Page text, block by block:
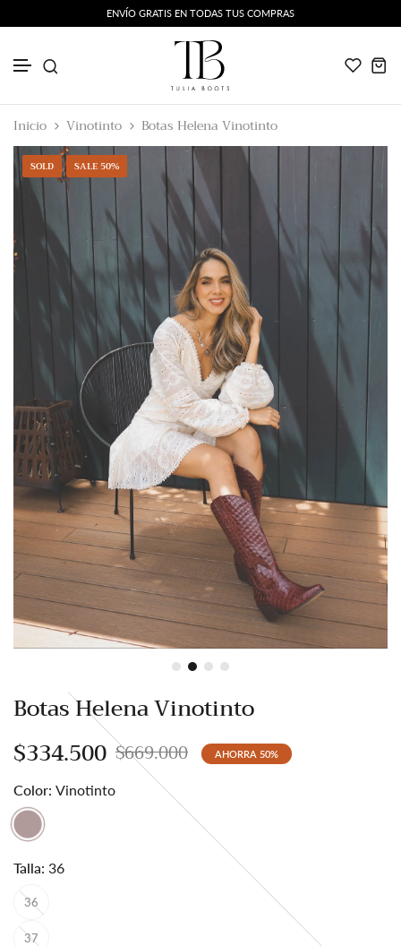
ENVÍO GRATIS EN TODAS TUS COMPRAS
Tipo de Caña
Color
Nuestros Favoritos
Botas Sienna Café
Inicio Vinotinto Botas Helena Vinotinto
SOLD SALE50%
Botas Helena Vinotinto
$334.500 $669.000 AHORRA 50%
Color: Vinotinto
Talla: 36
36
37